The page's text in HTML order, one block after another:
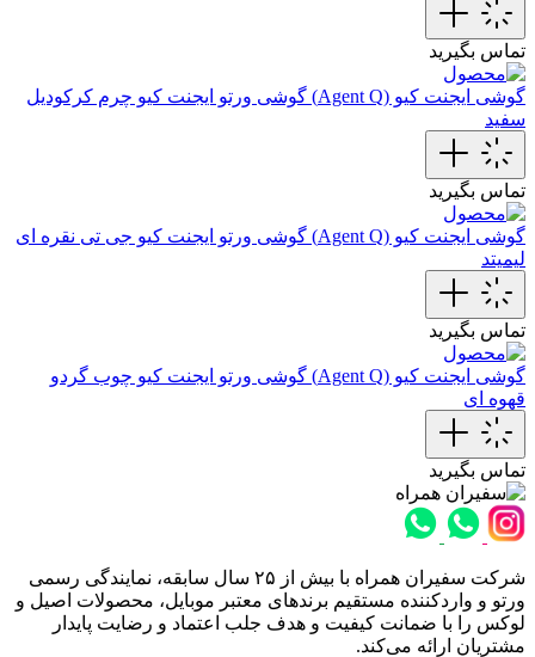
تماس بگیرید
گوشی ایجنت کیو (Agent Q)
گوشی ورتو ایجنت کیو چرم‌ کرکودیل
سفید
تماس بگیرید
گوشی ایجنت کیو (Agent Q)
گوشی ورتو ایجنت کیو جی تی نقره ای
لیمیتد
تماس بگیرید
گوشی ایجنت کیو (Agent Q)
گوشی ورتو ایجنت کیو چوب گردو
قهوه ای
تماس بگیرید
شرکت سفیران همراه با بیش از ۲۵ سال سابقه، نمایندگی رسمی
ورتو و واردکننده مستقیم برندهای معتبر موبایل، محصولات اصیل و
لوکس را با ضمانت کیفیت و هدف جلب اعتماد و رضایت پایدار
مشتریان ارائه می‌کند.